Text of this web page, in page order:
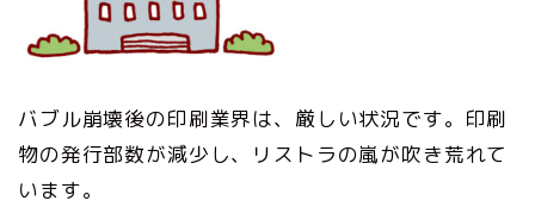
バブル崩壊後の印刷業界は、厳しい状況です。印刷
物の発行部数が減少し、リストラの嵐が吹き荒れて
います。